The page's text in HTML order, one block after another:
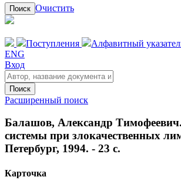
Поиск Очистить
Поступления Алфавитный
ENG
Вход
Поиск
Расширенный поиск
Балашов, Александр
системы при злокачественных
Петербург, 1994. - 23 с.
Карточка